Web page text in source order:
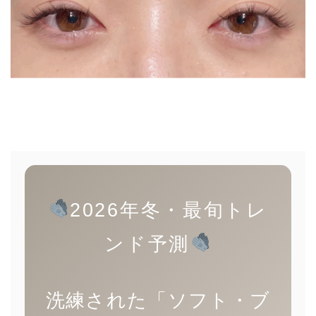
2026年冬・最旬トレ
ンド予測
洗練された「ソフト・ブ